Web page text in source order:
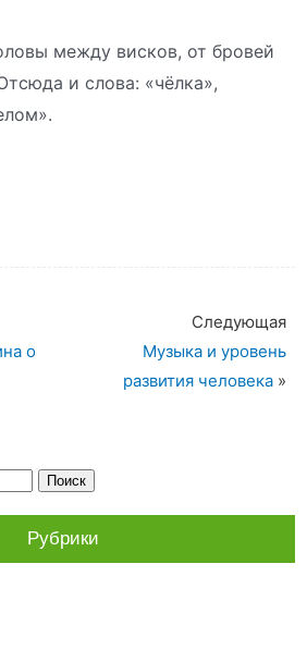
между висков, от бровей
и слова: «чёлка»,
о
Следующая
Музыка и уровень
развития человека»
Рубрики